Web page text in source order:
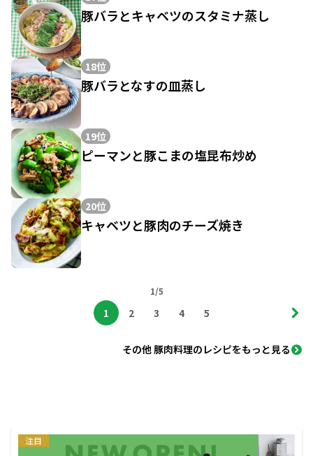
豚バラとキャベツのスタミナ蒸し
18位
豚バラとなすの皿蒸し
19位
ピーマンと豚こまの塩昆布炒め
20位
キャベツと豚肉のチーズ焼き
1/5
1 2 3 4 5
その他 豚肉料理のレシピをもっと見る
注目